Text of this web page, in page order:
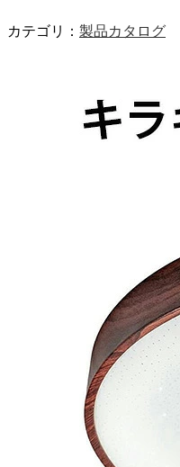
カテゴリ： 製品カタログ